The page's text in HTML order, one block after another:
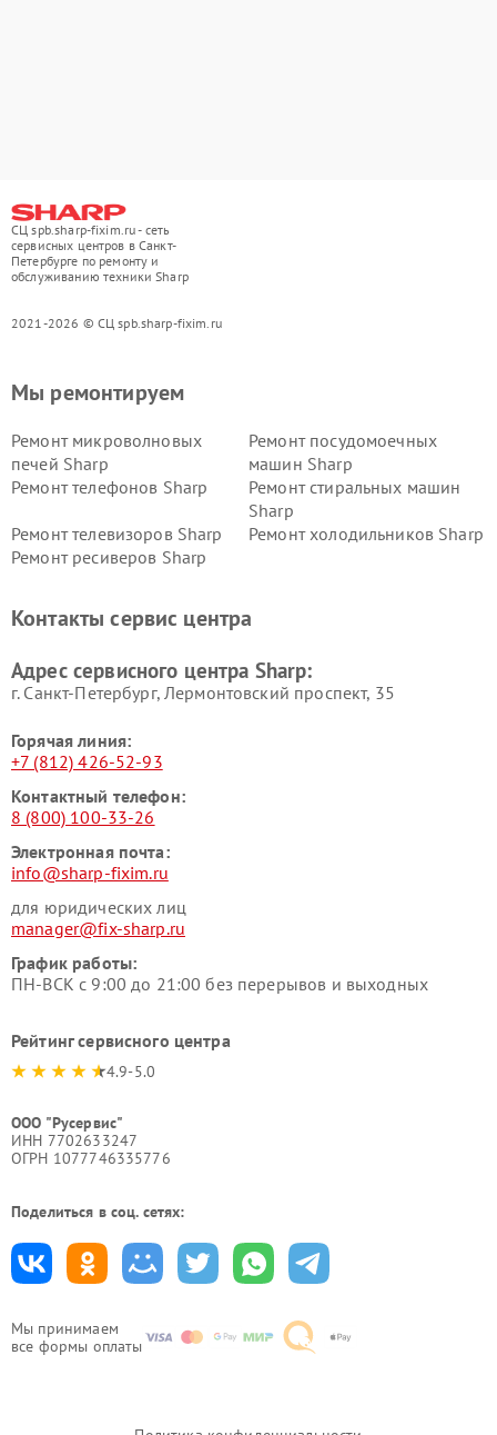
СЦ spb.sharp-fixim.ru - сеть
сервисных центров в Санкт-
Петербурге по ремонту и
обслуживанию техники Sharp
2021-2026 © СЦ spb.sharp-fixim.ru
Мы принимаем
все формы оплаты
Мы ремонтируем
Ремонт микроволновых
печей Sharp
Ремонт посудомоечных
машин Sharp
Ремонт телефонов Sharp
Ремонт стиральных машин
Sharp
Ремонт телевизоров Sharp
Ремонт холодильников Sharp
Ремонт ресиверов Sharp
Контакты сервис центра
Адрес сервисного центра Sharp:
г. Санкт-Петербург, Лермонтовский проспект, 35
Горячая линия:
+7 (812) 426-52-93
Контактный телефон:
8 (800) 100-33-26
Электронная почта:
info@sharp-fixim.ru
для юридических лиц
manager@fix-sharp.ru
График работы:
ПН-ВСК с 9:00 до 21:00 без перерывов и выходных
Рейтинг сервисного центра
4.9-5.0
ООО "Русервис"
ИНН 7702633247
ОГРН 1077746335776
Поделиться в соц. сетях: